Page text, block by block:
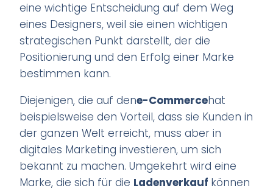
eine wichtige Entscheidung auf dem Weg
eines Designers, weil sie einen wichtigen
strategischen Punkt darstellt, der die
Positionierung und den Erfolg einer Marke
bestimmen kann.
Diejenigen, die auf dene-Commercehat
beispielsweise den Vorteil, dass sie Kunden in
der ganzen Welt erreicht, muss aber in
digitales Marketing investieren, um sich
bekannt zu machen. Umgekehrt wird eine
Marke, die sich für die Ladenverkauf können